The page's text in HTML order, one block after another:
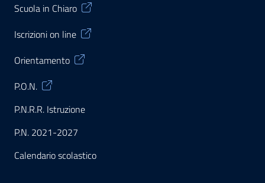
Scuola in Chiaro
Iscrizioni on line
Orientamento
P.O.N.
P.N.R.R. Istruzione
P.N. 2021-2027
Calendario scolastico